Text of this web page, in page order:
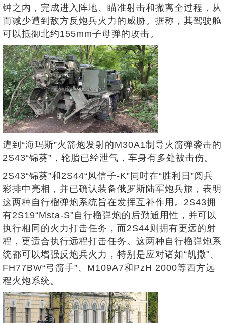
钟之内，完成进入阵地、瞄准射击和撤离全过程，从
而减少遭到敌方反炮兵火力的威胁。据称，其驾驶舱
可以抵御北约155mm子母弹的攻击。
遭到“海玛斯”火箭炮发射的M30A1制导火箭弹袭击的
2S43“锦葵”，轮胎已经泄气，车身有多处被击伤。
2S43“锦葵”和2S44“风信子-K”同时在“胜利日”阅兵
彩排中亮相，并已确认装备俄罗斯陆军炮兵旅，表明
这两种自行榴弹炮系统旨在发挥互补作用。2S43拥
有2S19“Msta-S”自行榴弹炮的后勤通用性，并可以
执行相同的火力打击任务，而2S44则拥有更远的射
程，更适合执行远程打击任务。这两种自行榴弹炮系
统都可以增强反炮兵火力，特别是应对诸如“凯撒”、
FH77BW“弓箭手”、M109A7和PzH 2000等西方远
程火炮系统。